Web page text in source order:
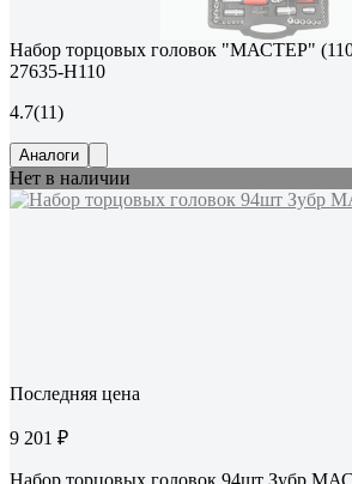
Набор торцовых головок "МАСТЕР" (110
27635-H110
4.7(11)
Аналоги
Нет в наличии
Последняя цена
9 201 ₽